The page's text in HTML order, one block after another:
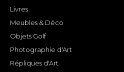
Livres
Meubles & Déco
Objets Golf
Photographie d'Art
Répliques d'Art